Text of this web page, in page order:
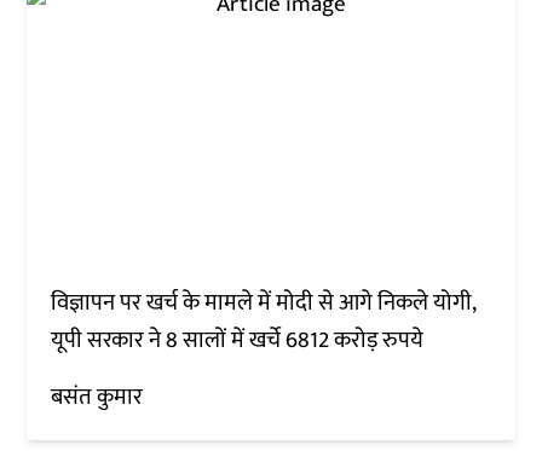
विज्ञापन पर खर्च के मामले में मोदी से आगे निकले योगी,
यूपी सरकार ने 8 सालों में खर्चे 6812 करोड़ रुपये
बसंत कुमार